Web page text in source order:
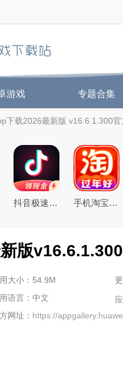
游戏 专题合集
下载2026最新版 v16.6.1.300官
抖音极速版免费下载2026最新版 手机淘宝下载2026app最新版
版
大小：54.9M
语言：中文
网址： https://